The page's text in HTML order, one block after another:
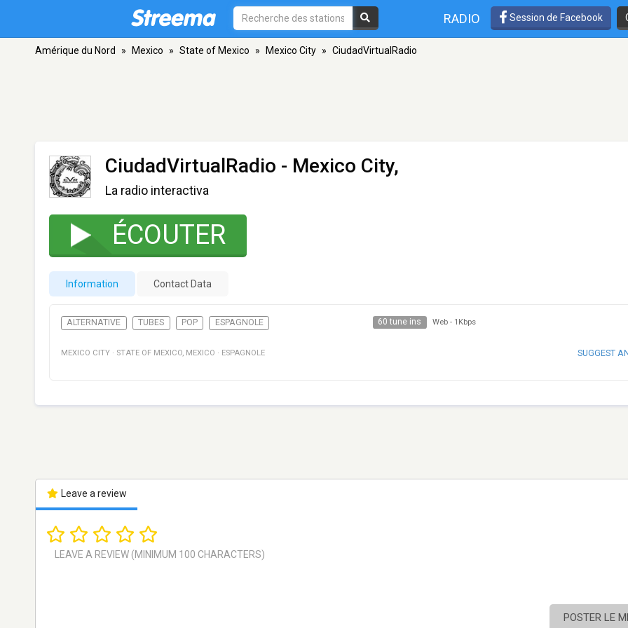
RADIO Session de Facebook
Amérique du Nord » Mexico » State of Mexico » Mexico City » CiudadVirtualRadio
CiudadVirtualRadio - Mexico City,
La radio interactiva
ÉCOUTER
Information Contact Data
ALTERNATIVE TUBES POP ESPAGNOLE 60 tune ins Web - 1Kbps
MEXICO CITY · STATE OF MEXICO, MEXICO · ESPAGNOLE SUGGEST
Leave a review
POSTER LE